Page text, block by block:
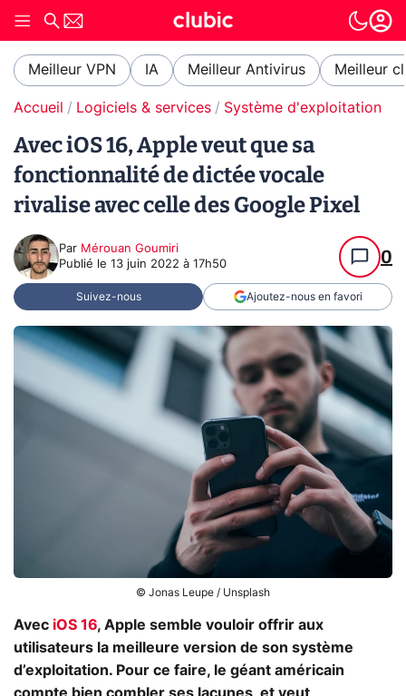
Meilleur VPN IA Meilleur Antivirus Meilleur
Accueil Logiciels & services Système d'exploitation
Avec iOS 16, Apple veut que sa
fonctionnalité de dictée vocale
rivalise avec celle des Google Pixel
Par Mérouan Goumiri
Publié le 13 juin 2022 à 17h50 0
Suivez-nous Ajoutez-nous en favori
© Jonas Leupe / Unsplash
Avec iOS 16, Apple semble vouloir offrir aux
utilisateurs la meilleure version de son système
d’exploitation. Pour ce faire, le géant américain